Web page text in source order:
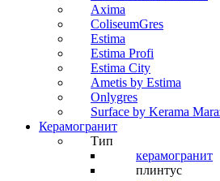
Axima
ColiseumGres
Estima
Estima Profi
Estima City
Ametis by Estima
Onlygres
Surface by Kerama
Керамогранит
Тип
керамогранит
плинтус